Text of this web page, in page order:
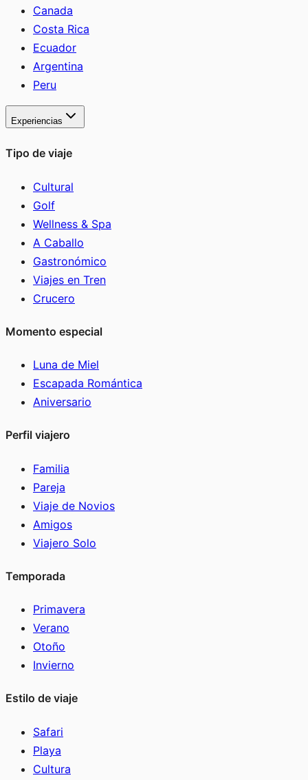
Canada
Costa Rica
Ecuador
Argentina
Peru
Experiencias
Tipo de viaje
Cultural
Golf
Wellness & Spa
A Caballo
Gastronómico
Viajes en Tren
Crucero
Momento especial
Luna de Miel
Escapada Romántica
Aniversario
Perfil viajero
Familia
Pareja
Viaje de Novios
Amigos
Viajero Solo
Temporada
Primavera
Verano
Otoño
Invierno
Estilo de viaje
Safari
Playa
Cultura